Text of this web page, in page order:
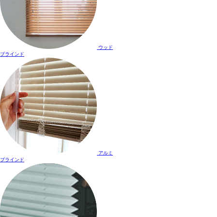
ウッド
ブラインド
アルミ
ブラインド